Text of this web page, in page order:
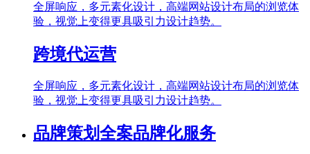
全屏响应，多元素化设计，高端网站设计布局的浏览体
验，视觉上变得更具吸引力设计趋势。
跨境代运营
全屏响应，多元素化设计，高端网站设计布局的浏览体
验，视觉上变得更具吸引力设计趋势。
品牌策划全案品牌化服务